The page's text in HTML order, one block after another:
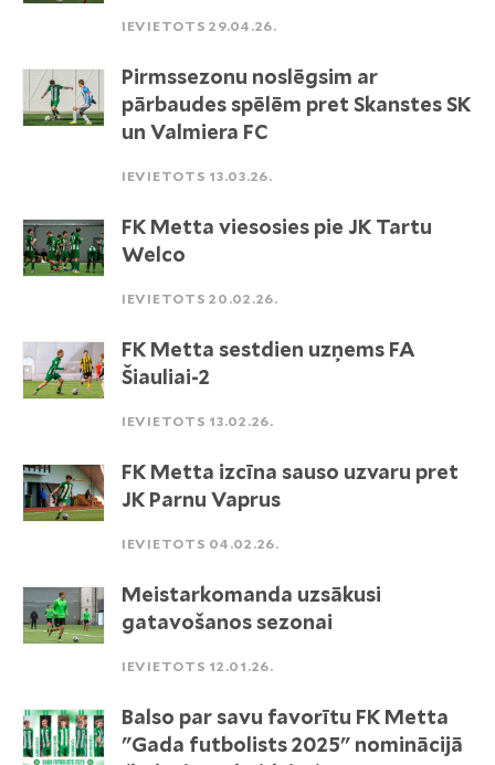
IEVIETOTS 29.04.26.
Pirmssezonu noslēgsim ar
pārbaudes spēlēm pret Skanstes SK
un Valmiera FC
IEVIETOTS 13.03.26.
FK Metta viesosies pie JK Tartu
Welco
IEVIETOTS 20.02.26.
FK Metta sestdien uzņems FA
Šiauliai-2
IEVIETOTS 13.02.26.
FK Metta izcīna sauso uzvaru pret
JK Parnu Vaprus
IEVIETOTS 04.02.26.
Meistarkomanda uzsākusi
gatavošanos sezonai
IEVIETOTS 12.01.26.
Balso par savu favorītu FK Metta
"Gada futbolists 2025" nominācijā